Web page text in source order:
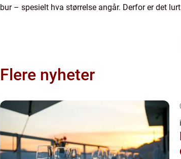
bur – spesielt hva størrelse angår. Derfor er det
Flere nyheter